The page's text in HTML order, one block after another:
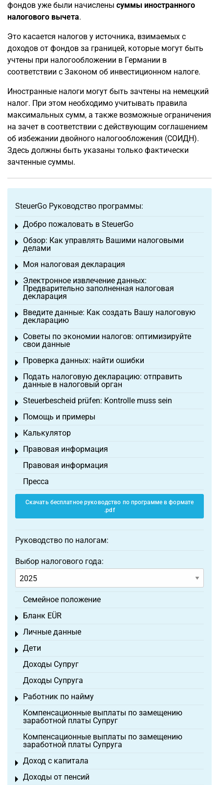
фондов уже были начислены суммы иностранного
налогового вычета.
Это касается налогов у источника, взимаемых с
доходов от фондов за границей, которые могут быть
учтены при налогообложении в Германии в
соответствии с Законом об инвестиционном налоге.
Иностранные налоги могут быть зачтены на немецкий
налог. При этом необходимо учитывать правила
максимальных сумм, а также возможные ограничения
на зачет в соответствии с действующим соглашением
об избежании двойного налогообложения (СОИДН).
Здесь должны быть указаны только фактически
зачтенные суммы.
SteuerGo Руководство программы:
Добро пожаловать в SteuerGo
Toggle menu
Обзор: Как управлять Вашими налоговыми
делами
Toggle menu
Моя налоговая декларация
Toggle menu
Электронное извлечение данных:
Предварительно заполненная налоговая
декларация
Toggle menu
Введите данные: Как создать Вашу налоговую
декларацию
Toggle menu
Советы по экономии налогов: оптимизируйте
свои данные
Toggle menu
Проверка данных: найти ошибки
Toggle menu
Подать налоговую декларацию: отправить
данные в налоговый орган
Toggle menu
Steuerbescheid prüfen: Kontrolle muss sein
Toggle menu
Помощь и примеры
Toggle menu
Калькулятор
Toggle menu
Правовая информация
Toggle menu
Правовая информация
Пресса
Скачать бесплатное руководство по программе в формате
.pdf
Руководство по налогам:
Выбор налогового года:
Семейное положение
Бланк EÜR
Toggle menu
Личные данные
Toggle menu
Дети
Toggle menu
Доходы Супруг
Доходы Супруга
Работник по найму
Toggle menu
Компенсационные выплаты по замещению
заработной платы Супруг
Компенсационные выплаты по замещению
заработной платы Супруга
Доход с капитала
Toggle menu
Доходы от пенсий
Toggle menu